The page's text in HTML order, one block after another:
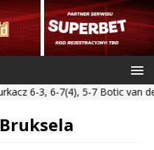
3, 6-7(4), 5-7 Botic van de